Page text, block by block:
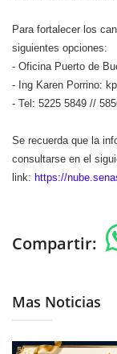
Para fortalecer los
siguientes opciones:
- Oficina Puerto de
- Ing Karen Porrino:
- Tel: 5225 5849 //
Se recuerda que la
consultarse en el
link: https://
Compartir:
Mas Noticias